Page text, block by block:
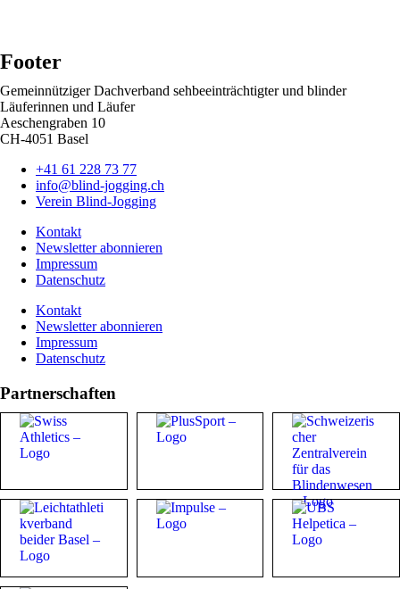
Footer
Gemeinnütziger Dachverband sehbeeinträchtigter und blinder
Läuferinnen und Läufer
Aeschengraben 10
CH-4051 Basel
+41 61 228 73 77
info@blind-jogging.ch
Verein Blind-Jogging
Kontakt
Newsletter abonnieren
Impressum
Datenschutz
Kontakt
Newsletter abonnieren
Impressum
Datenschutz
Partnerschaften